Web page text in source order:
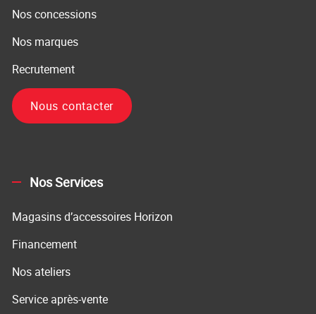
Nos concessions
Nos marques
Recrutement
Nous contacter
Nos Services
Magasins d’accessoires Horizon
Financement
Nos ateliers
Service après-vente